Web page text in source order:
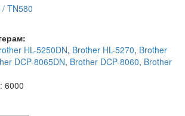
TN580
HL-5250DN, Brother HL-5270, Brother
DCP-8065DN, Brother DCP-8060, Brother
: 6000